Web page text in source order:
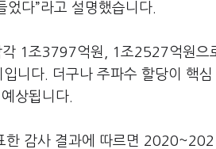
었다”라고 설명했습니다
1 조3797억원 , 1 조2527억원으
입니다
더구나 주파수 할당이 핵심
상됩니다
한 감사 결과에 따르면